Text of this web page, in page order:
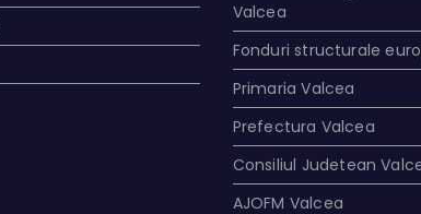
Valcea
Fonduri structurale
Primaria Valcea
Prefectura Valcea
Consiliul Judetean
AJOFM Valcea